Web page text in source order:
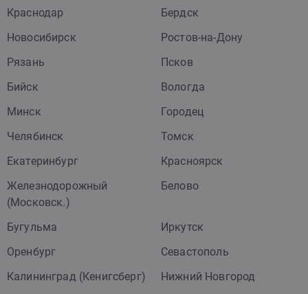
Краснодар
Бердск
Новосибирск
Ростов-на-Дону
Рязань
Псков
Бийск
Вологда
Минск
Городец
Челябинск
Томск
Екатеринбург
Красноярск
Железнодорожный
(Московск.)
Белово
Бугульма
Иркутск
Оренбург
Севастополь
Калининград (Кенигсберг)
Нижний Новгород